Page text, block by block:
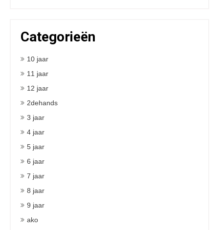
Categorieën
10 jaar
11 jaar
12 jaar
2dehands
3 jaar
4 jaar
5 jaar
6 jaar
7 jaar
8 jaar
9 jaar
ako